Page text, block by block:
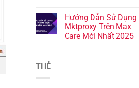
Hướng Dẫn Sử Dụng
Mktproxy Trên Max
Care Mới Nhất 2025
THẺ